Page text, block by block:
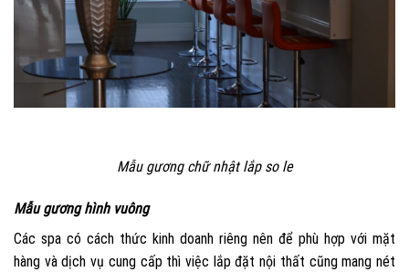
Mẫu gương chữ nhật lắp so le
Mẫu gương hình vuông
Các spa có cách thức kinh doanh riêng nên để phù hợp với mặt
hàng và dịch vụ cung cấp thì việc lắp đặt nội thất cũng mang nét